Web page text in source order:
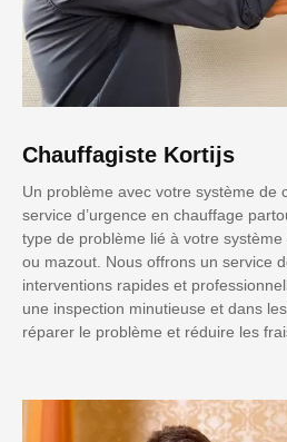
Chauffagiste Kortijs
Un problème avec votre système de
service d’urgence en chauffage
type de problème lié à votre
ou mazout. Nous offrons un service
interventions rapides et
une inspection minutieuse et dans
réparer le problème et réduire les